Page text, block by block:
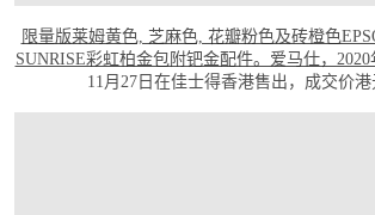
限量版莱姆黄色, 芝麻色, 花瓣粉色及砖橙色
SUNRISE彩虹柏金包附钯金配件。爱马仕，2020
11月27日在佳士得香港售出，成交价港